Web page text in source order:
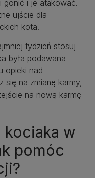
gonić i je atakować.
ujście dla
kota.
tydzień stosuj
była podawana
opieki nad
się na zmianę karmy,
na nową karmę
w
pomóc